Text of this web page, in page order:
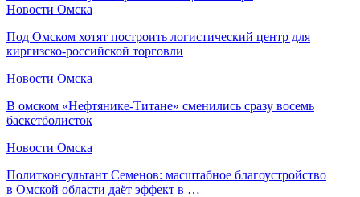
Новости Омска
Под Омском хотят построить логистический центр для
киргизско-российской торговли
Новости Омска
В омском «Нефтянике-Титане» сменились сразу восемь
баскетболисток
Новости Омска
Политконсультант Семенов: масштабное благоустройство
в Омской области даёт эффект в …